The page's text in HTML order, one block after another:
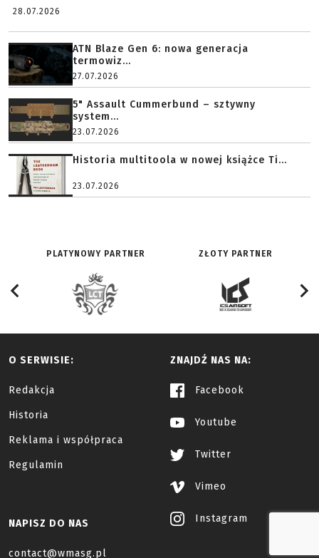
28.07.2026
ATN Blaze Gen 6: nowa generacja
termowiz...
27.07.2026
5" Assault Cummerbund – sztywny
system...
23.07.2026
Historia multitoola w nowej książce Ti...
23.07.2026
PLATYNOWY PARTNER ZŁOTY PARTNER
O SERWISIE:
Redakcja
Historia
Reklama i współpraca
Regulamin
ZNAJDŹ NAS NA:
Facebook
Youtube
Twitter
Vimeo
Instagram
NAPISZ DO NAS
contact@wmasg.pl